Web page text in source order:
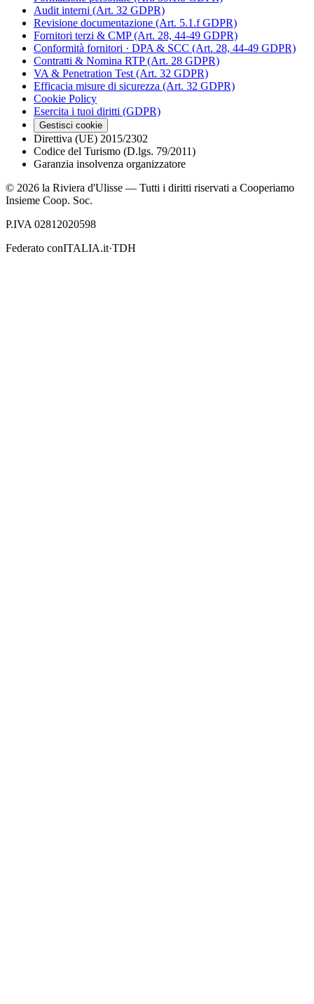
Audit interni (Art. 32 GDPR)
Revisione documentazione (Art. 5.1.f GDPR)
Fornitori terzi & CMP (Art. 28, 44-49 GDPR)
Conformità fornitori · DPA & SCC (Art. 28, 44-49 GDPR)
Contratti & Nomina RTP (Art. 28 GDPR)
VA & Penetration Test (Art. 32 GDPR)
Efficacia misure di sicurezza (Art. 32 GDPR)
Cookie Policy
Esercita i tuoi diritti (GDPR)
Gestisci cookie
Direttiva (UE) 2015/2302
Codice del Turismo (D.lgs. 79/2011)
Garanzia insolvenza organizzatore
© 2026 la Riviera d'Ulisse — Tutti i diritti riservati a Cooperiamo
Insieme Coop. Soc.
P.IVA 02812020598
Federato conITALIA.it·TDH